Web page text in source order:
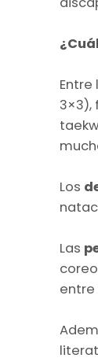
Entre
3×3),
Los
Las
entre